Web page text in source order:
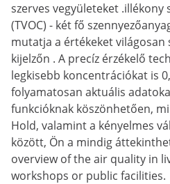
szerves vegyületeket .illékony
(TVOC) - kétfő
mutatja a értékeketvilágosan
kijelzőn . A precíz érzékelő
legkisebb koncentrációkat is
folyamatosan aktuális
funkcióknak köszönhetően,
Hold, valaminta kényelmes
között, Ön a mindig
overview of the air quality in
workshops or public facilities.